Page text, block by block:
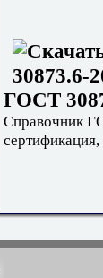
ГОСТ
Справочник